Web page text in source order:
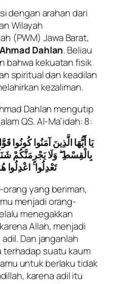
dengan arahan dari
Wilayah
(PWM) Jawa Barat,
Dahlan. Beliau
bahwa kekuatan fisik
spiritual dan keadilan
kezaliman.
Dahlan mengutip
QS. Al-Ma’idah: 8:
يَا أَيُّهَا الَّذِينَ آمَنُوا كُونُوا
بِالْقِسْطِ ۖ وَلَا يَجْرِمَنَّكُمْ
تَعْدِلُوا
orang yang beriman,
menjadi orang-
menegakkan
Allah, menjadi
Dan janganlah
terhadap suatu kaum
untuk berlaku tidak
karena adil itu